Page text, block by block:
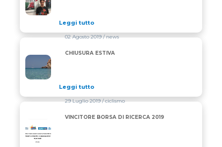
Leggi tutto
CHIUSURA ESTIVA
02 Agosto 2019/ news
CHIUSURA ESTIVA
Leggi tutto
VINCITORE BORSA DI RICERCA 2019
29 Luglio 2019/ ciclismo
VINCITORE BORSA DI RICERCA 2019